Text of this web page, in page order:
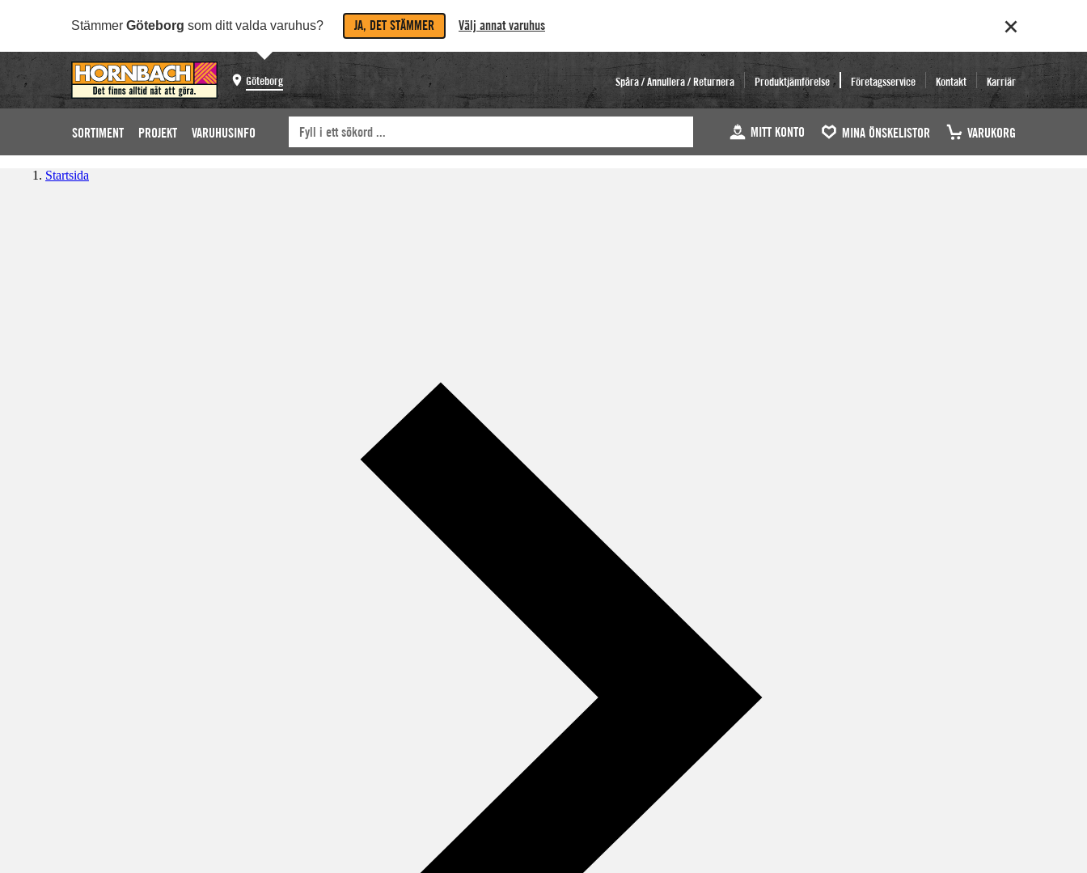
Stämmer Göteborg som ditt valda varuhus? JA, DET STÄMMER Välj annat varuhus
Göteborg Spåra / Annullera / Returnera Produktjämförelse Företagsservice Kontakt Karriär
SORTIMENT PROJEKT VARUHUSINFO MITT KONTO MINA ÖNSKELISTOR VARUKORG
Startsida